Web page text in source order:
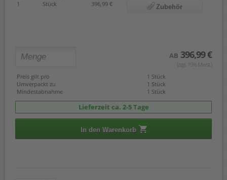
1
Stück 396,99 € Zubehör
AB 396,99 €
(zzgl. 19% Mwst.)
Preis gilt pro
1 Stück
Umverpackt zu
1 Stück
Mindestabnahme
1 Stück
Lieferzeit ca. 2-5 Tage
In den Warenkorb